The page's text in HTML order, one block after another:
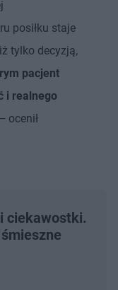
posiłku staje
tylko decyzją,
pacjent
i realnego
ocenił
ciekawostki.